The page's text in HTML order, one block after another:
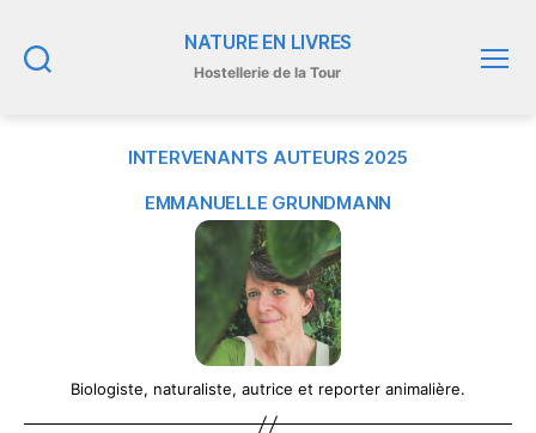
NATURE EN LIVRES
Hostellerie de la Tour
INTERVENANTS AUTEURS 2025
EMMANUELLE GRUNDMANN
Biologiste, naturaliste, autrice et reporter animalière.